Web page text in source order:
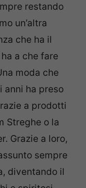
restando
un’altra
che ha il
a che fare
moda che
anni ha preso
a prodotti
Streghe o la
Grazie a loro,
sempre
diventando il